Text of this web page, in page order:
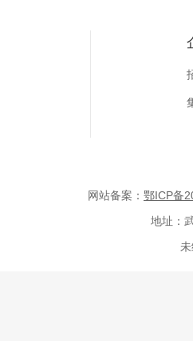
网站备案： 鄂ICP备
地址：